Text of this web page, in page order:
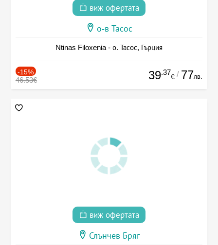
виж офертата
о-в Тасос
Ntinas Filoxenia - о. Тасос, Гърция
-15%
46.53€ 39.37
€ / 77лв.
виж офертата
Слънчев Бряг